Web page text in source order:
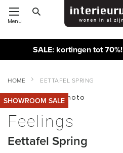
Menu
SALE: kortingen tot 70%!
HOME
EETTAFEL SPRING
Ga
naar
het
einde
de
afbeeldingen-
Ga
naar
het
van
SHOWROOM SALE
Feelings
Eettafel Spring